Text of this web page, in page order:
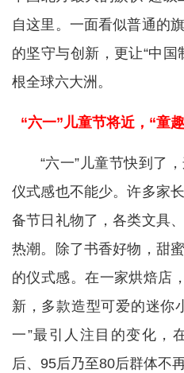
自这里。一面看似普通的
的坚守与创新，更让“中
根全球六大洲。
“六一”儿童节将近，“童
“六一”儿童节快到了
仪式感也不能少。许多家
备节日礼物了，各类文具
热潮。除了书香好物，甜
的仪式感。在一家烘焙店
新，多款造型可爱的迷你
一”最引人注目的变化，
后、95后乃至80后群体不